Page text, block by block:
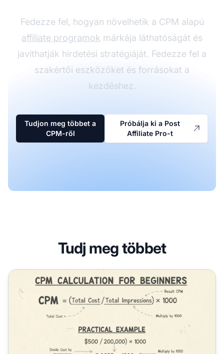
Fedezze fel, hogyan növelhetik a CPM alapú
affiliate programok márkája láthatóságát és
javíthatják hirdetési stratégiáját. Fedezze fel a
szakértői eszközöket és forrásokat a
kezdéshez.
Tudjon meg többet a
CPM-ről
Próbálja ki a Post
Affiliate Pro-t
Tudj meg többet
Hogyan számoljuk ki az ezer megjelenítésenkénti